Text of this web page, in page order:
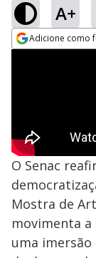
A+
Adicione como
O Senac
Mostra de
movimenta a
uma